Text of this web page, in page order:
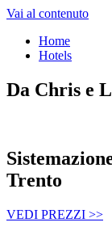
Vai al contenuto
Home
Hotels
Da Chris e
Trento
VEDI PREZZI >>